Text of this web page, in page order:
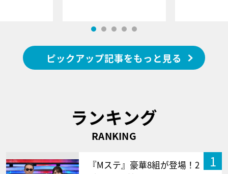
ピックアップ記事をもっと見る
ランキング
RANKING
1
『Mステ』豪華8組が登場！2